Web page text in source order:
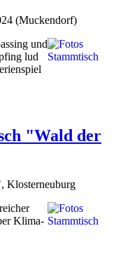
(Muckendorf)
und
lud
"Wald der
Klosterneuburg
Klima-